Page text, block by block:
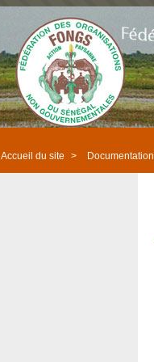
Accueil du site > Documentation